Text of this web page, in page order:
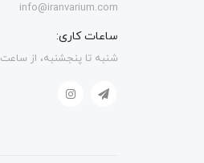
info@iranvarium.com
ساعات کاری:
شنبه تا پنجشنبه، از ساعت 9.30 الی 21.30